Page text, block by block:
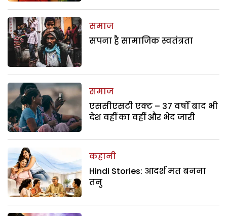
समाज
सपना है सामाजिक स्वतंत्रता
समाज
एससीएसटी एक्ट – 37 वर्षों बाद भी
देश वहीं का वहीं और भेद जारी
कहानी
Hindi Stories: आदर्श मत बनना
तनु